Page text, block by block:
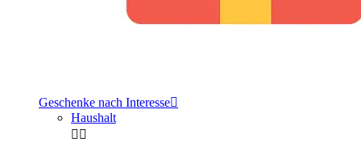
Geschenke nach Interesse
Haushalt
 